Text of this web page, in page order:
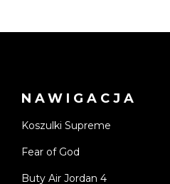
NAWIGACJA
Koszulki Supreme
Fear of God
Buty Air Jordan 4